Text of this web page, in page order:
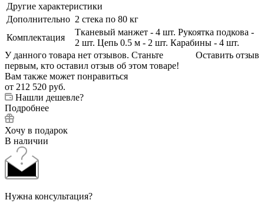
Другие характеристики
Дополнительно 2 стека по 80 кг
Комплектация
Тканевый манжет - 4 шт. Рукоятка подкова -
2 шт. Цепь 0.5 м - 2 шт. Карабины - 4 шт.
Оставить отзыв
У данного товара нет отзывов. Станьте
первым, кто оставил отзыв об этом товаре!
Вам также может понравиться
от 212 520 руб.
Нашли дешевле?
Подробнее
Хочу в подарок
В наличии
Нужна консультация?